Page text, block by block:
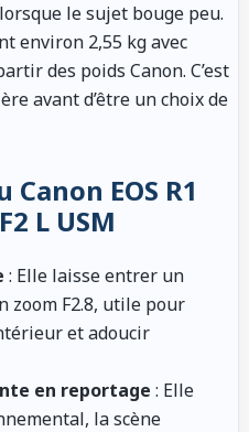
le sujet bouge peu.
environ 2,55 kg avec
des poids Canon. C’est
avant d’être un choix de
EOS R1
L USM
: Elle laisse entrer un
zoom F2.8, utile pour
et adoucir
en reportage : Elle
la scène